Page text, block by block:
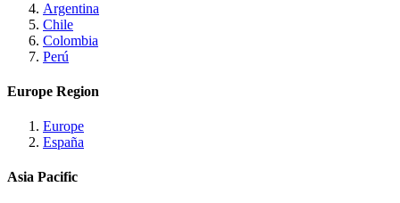
Argentina
Chile
Colombia
Perú
Europe Region
Europe
España
Asia Pacific